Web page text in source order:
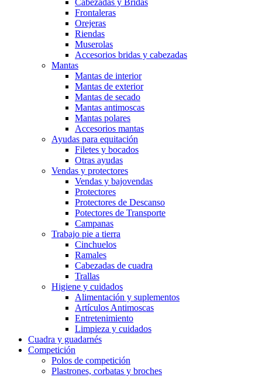
Cabezadas y Bridas
Frontaleras
Orejeras
Riendas
Muserolas
Accesorios bridas y cabezadas
Mantas
Mantas de interior
Mantas de exterior
Mantas de secado
Mantas antimoscas
Mantas polares
Accesorios mantas
Ayudas para equitación
Filetes y bocados
Otras ayudas
Vendas y protectores
Vendas y bajovendas
Protectores
Protectores de Descanso
Potectores de Transporte
Campanas
Trabajo pie a tierra
Cinchuelos
Ramales
Cabezadas de cuadra
Trallas
Higiene y cuidados
Alimentación y suplementos
Artículos Antimoscas
Entretenimiento
Limpieza y cuidados
Cuadra y guadarnés
Competición
Polos de competición
Plastrones, corbatas y broches